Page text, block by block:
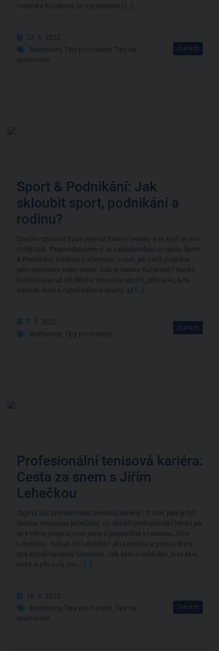
Veronika Kossková se v profesním i […]
22. 6. 2022
Rozhovory, Tipy pro trenéry, Tipy na
sportování
Zobrazit
Sport & Podnikání: Jak
skloubit sport, podnikání a
rodinu?
Dnešní rozhovor bude zajímat hlavně trenéry a ty, kteří se jimi
chtějí stát. Popovídali jsme si se zakladatelkou projektu Sport
& Podnikání, Hankou Kučerovou, o tom, jak začít podnikat
jako sportovec nebo trenér. Kdo je Hanka Kučerová? Hanka
Kučerová se už od dětství věnovala sportu, přes kolo, lyže,
squash, hory a různé míčové sporty, až […]
7. 3. 2022
Rozhovory, Tipy pro trenéry
Zobrazit
Profesionální tenisová kariéra:
Cesta za snem s Jiřím
Lehečkou
Zajímá vás profesionální tenisová kariéra? O tom, jaké je být
českou tenisovou jedničkou, co obnáší profesionální tenis i jak
se k němu propracovat jsme si popovídali s tenistou Jiřím
Lehečkou. Kdo je Jiří Lehečka? Jiří Lehečka je jméno, který
zná každý tenisový fanoušek. Jak sám o sobě říká, je to kluk,
který si plní svůj sen – […]
10. 6. 2022
Rozhovory, Tipy pro trenéry, Tipy na
sportování
Zobrazit